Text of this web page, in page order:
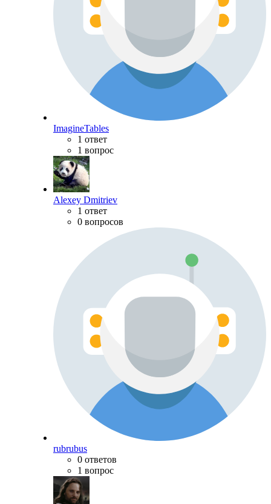
ImagineTables
1 ответ
1 вопрос
Alexey Dmitriev
1 ответ
0 вопросов
rubrubus
0 ответов
1 вопрос